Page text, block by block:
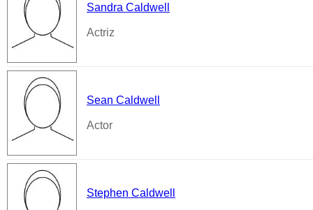
Sandra Caldwell
Actriz
Sean Caldwell
Actor
Stephen Caldwell